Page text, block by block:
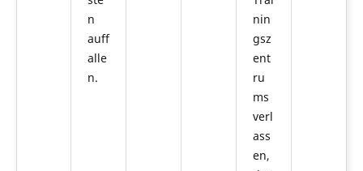
n
auff
alle
n.
nin
gsz
ent
ru
ms
verl
ass
en,